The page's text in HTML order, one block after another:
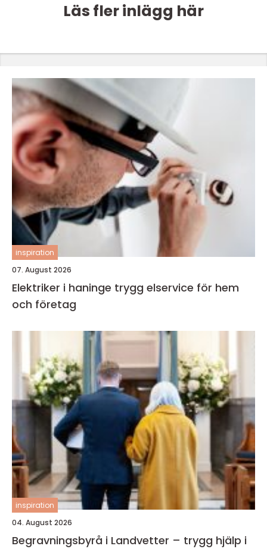
Läs fler inlägg här
inspiration
07. August 2026
Elektriker i haninge trygg elservice för hem
och företag
inspiration
04. August 2026
Begravningsbyrå i Landvetter – trygg hjälp i